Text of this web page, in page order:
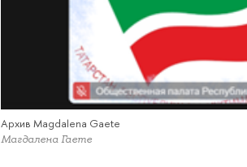
Архив Magdalena Gaete
Магдалена Гаете